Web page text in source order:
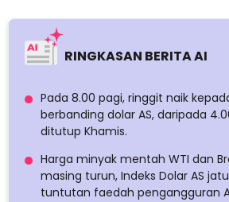
RINGKASAN BERITA AI
Pada 8.00 pagi, ringgit naik
berbanding dolar AS, daripada
ditutup Khamis.
Harga minyak mentah WTI dan
masing turun, Indeks Dolar AS
tuntutan faedah pengangguran